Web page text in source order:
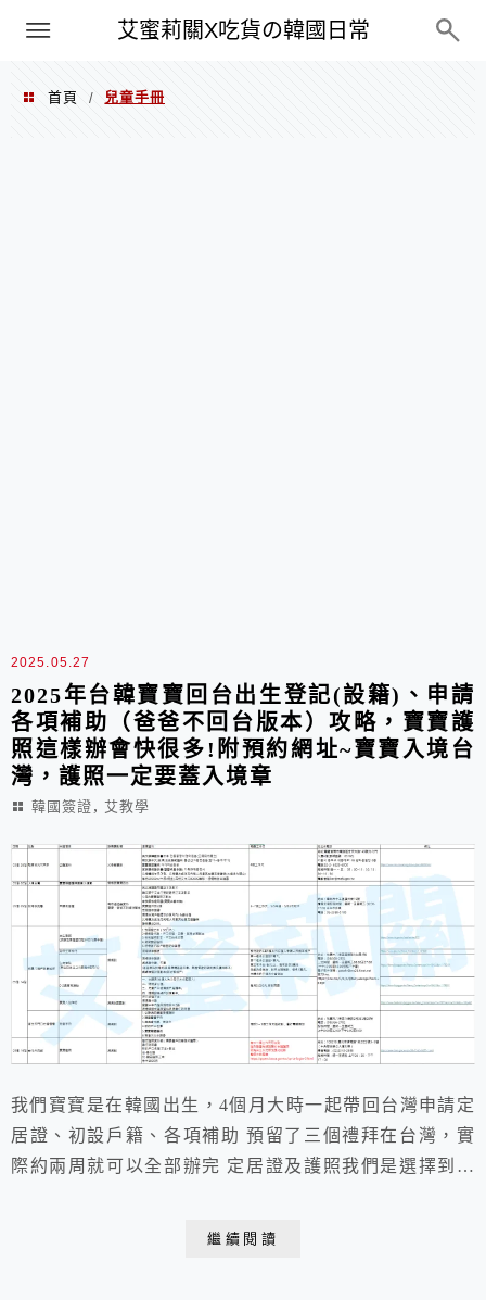
艾蜜莉關X吃貨の韓國日常
PXN
首頁 / 兒童手冊
2025.05.27
2025年台韓寶寶回台出生登記(設籍)、申請
各項補助（爸爸不回台版本）攻略，寶寶護
照這樣辦會快很多!附預約網址~寶寶入境台
灣，護照一定要蓋入境章
韓國簽證 , 艾教學
我們寶寶是在韓國出生，4個月大時一起帶回台灣申請定
居證、初設戶籍、各項補助 預留了三個禮拜在台灣，實
際約兩周就可以全部辦完 定居證及護照我們是選擇到台
繼續閱讀